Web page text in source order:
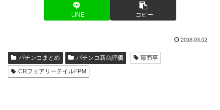
LINE コピー
2018.03.02
パチンコまとめ パチンコ新台評価
藤商事
CRフェアリーテイルFPM